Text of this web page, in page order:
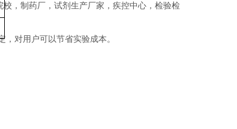
，制药厂，试剂生产厂家，疾控中心，检验检
对用户可以节省实验成本。